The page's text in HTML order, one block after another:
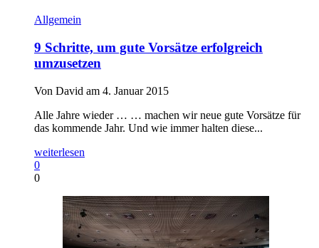
Allgemein
9 Schritte, um gute Vorsätze erfolgreich
umzusetzen
Von David am 4. Januar 2015
Alle Jahre wieder … … machen wir neue gute Vorsätze für
das kommende Jahr. Und wie immer halten diese...
weiterlesen
0
0